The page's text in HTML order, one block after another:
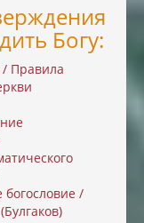
Богу:
Правила
/